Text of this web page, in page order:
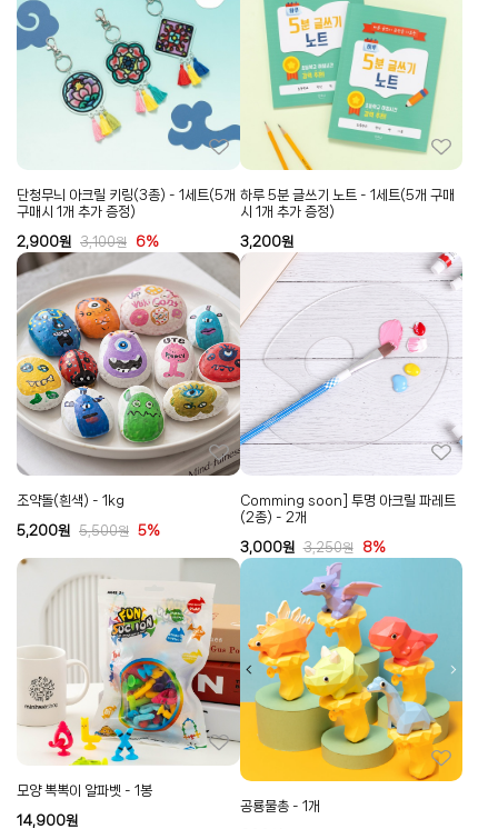
단청무늬 아크릴 키링(3종) - 1세트(5개
구매시 1개 추가 증정)
2,900원 3,100원 6%
하루 5분 글쓰기 노트 - 1세트(5개 구매
시 1개 추가 증정)
3,200원
조약돌(흰색) - 1kg
5,200원 5,500원 5%
Comming soon] 투명 아크릴 파레트
(2종) - 2개
3,000원 3,250원 8%
모양 뽁뽁이 알파벳 - 1봉
14,900원
공룡물총 - 1개